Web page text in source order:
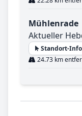
Mühlenrade
Aktueller
Standort-
24.73 km